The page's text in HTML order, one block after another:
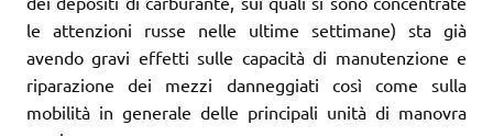
le attenzioni russe nelle ultime settimane) sta già
avendo gravi effetti sulle capacità di manutenzione e
riparazione dei mezzi danneggiati così come sulla
mobilità in generale delle principali unità di manovra